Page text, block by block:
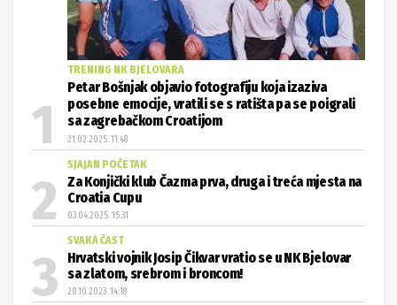
TRENING NK BJELOVARA
Petar Bošnjak objavio fotografiju koja izaziva
posebne emocije, vratili se s ratišta pa se poigrali
sa zagrebačkom Croatijom
21.02.2025. 11:48
SJAJAN POČETAK
Za Konjički klub Čazma prva, druga i treća mjesta na
Croatia Cupu
03.04.2025. 15:31
SVAKA ČAST
Hrvatski vojnik Josip Čikvar vratio se u NK Bjelovar
sa zlatom, srebrom i broncom!
20.10.2023. 14:18
ŽUPANIJSKI KUP